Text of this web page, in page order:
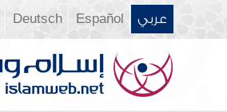
عربي Español
Deutsch